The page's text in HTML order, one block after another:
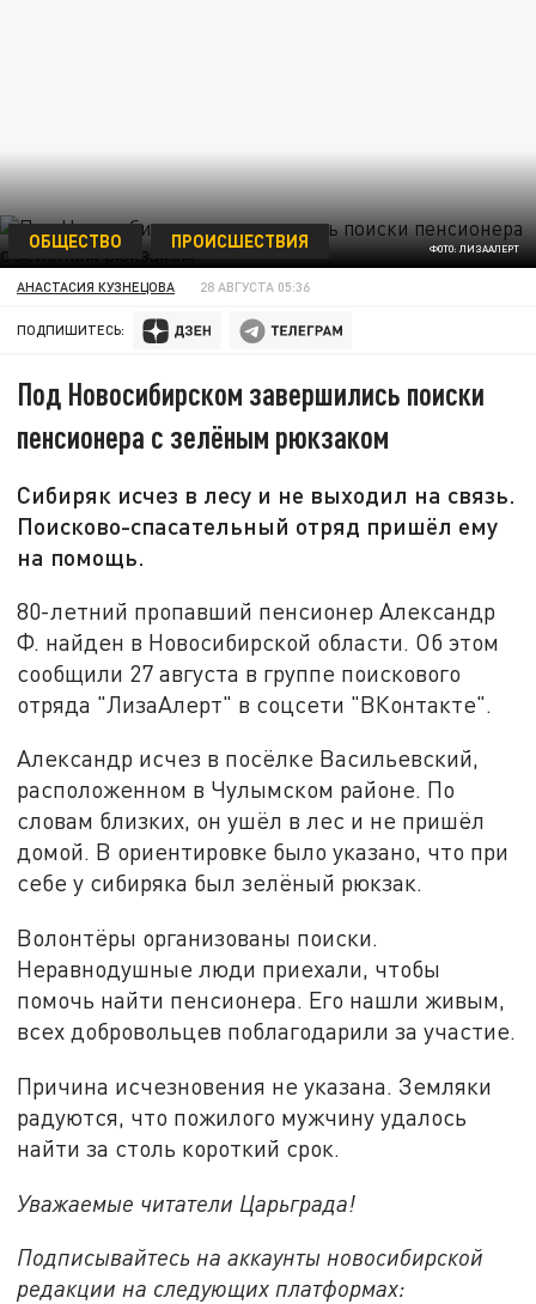
ФОТО: ЛИЗААЛЕРТ
ОБЩЕСТВО ПРОИСШЕСТВИЯ
АНАСТАСИЯ КУЗНЕЦОВА 28 АВГУСТА 05:36
ПОДПИШИТЕСЬ:
Под Новосибирском завершились поиски
пенсионера с зелёным рюкзаком
Сибиряк исчез в лесу и не выходил на связь.
Поисково-спасательный отряд пришёл ему
на помощь.
80-летний пропавший пенсионер Александр
Ф. найден в Новосибирской области. Об этом
сообщили 27 августа в группе поискового
отряда "ЛизаАлерт" в соцсети "ВКонтакте".
Александр исчез в посёлке Васильевский,
расположенном в Чулымском районе. По
словам близких, он ушёл в лес и не пришёл
домой. В ориентировке было указано, что при
себе у сибиряка был зелёный рюкзак.
Волонтёры организованы поиски.
Неравнодушные люди приехали, чтобы
помочь найти пенсионера. Его нашли живым,
всех добровольцев поблагодарили за участие.
Причина исчезновения не указана. Земляки
радуются, что пожилого мужчину удалось
найти за столь короткий срок.
Уважаемые читатели Царьграда!
Подписывайтесь на аккаунты новосибирской
редакции на следующих платформах: